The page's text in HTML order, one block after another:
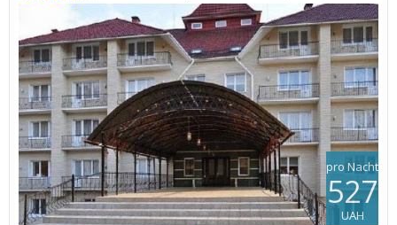
pro Nacht
527
UAH